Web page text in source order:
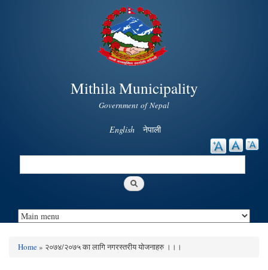
Skip to
main
content
Mithila Municipality
Government of Nepal
English नेपाली
Search
Home» २०७४/२०७५ का लागि नगरस्तरीय योजनाहरु ।।।